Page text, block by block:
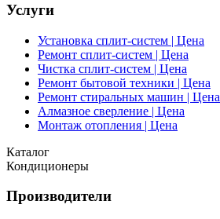
Услуги
Установка сплит-систем | Цена
Ремонт сплит-систем | Цена
Чистка сплит-систем | Цена
Ремонт бытовой техники | Цена
Ремонт стиральных машин | Цена
Алмазное сверление | Цена
Монтаж отопления | Цена
Каталог
Кондиционеры
Производители